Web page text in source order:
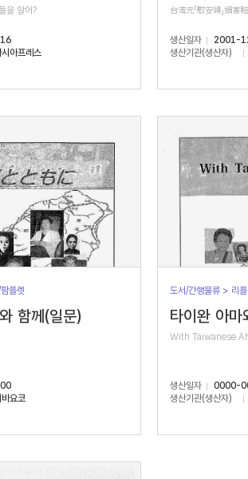
을 알어?
시아프레스
台湾元「慰安婦」損
생산일자
2001-
생산기관(생산자)
플렛
함께(일문)
요코
도서/간행물류 > 리
타이완 아마
With Taiwanese
생산일자
0000-
생산기관(생산자)